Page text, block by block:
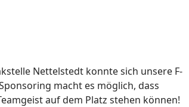
Nettelstedt konnte sich unsere F-
macht es möglich, dass
auf dem Platz stehen können!